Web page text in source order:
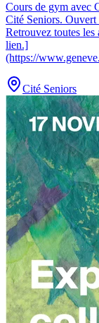
Cours de gym avec
Cité Seniors. Ouvert
Retrouvez toutes
lien.]
(https://
Cité Seniors